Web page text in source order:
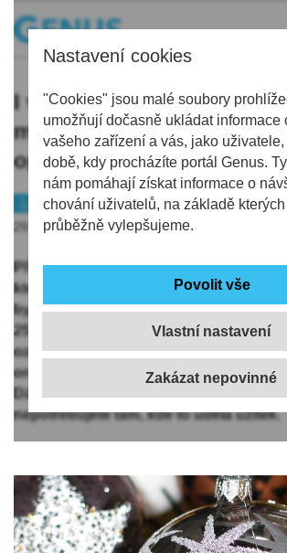
Nastavení cookies
"Cookies" jsou malé soubory
umožňují dočasně ukládat informace
vašeho zařízení a vás, jako
době, kdy procházíte portál Genus.
nám pomáhají získat informace o
chování uživatelů, na základě
průběžně vylepšujeme.
Vlastní nastavení
I vánoční ozdoby a
mít druhý život. V Liberci
opět pořádá jejich sbírku
Charita
Liberec
29.09.2024 | 14:37
Přemýšlíte, co s vánočními ozdobami
které už nepoužíváte? Nechcete je
byste, aby někomu ještě udělaly
25. listopadu je můžete poslat do sbírky
ozdob a dekorací, která podpoří
onkologicky nemocným a jejich
Dává Vám to smysl? Zapojte se a
nepotřebujete tam, kde to udělá užitek.